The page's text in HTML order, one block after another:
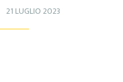
21 LUGLIO 2023